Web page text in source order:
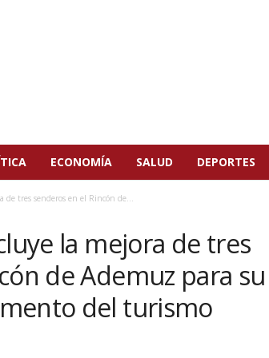
ECONOMÍA SALUD DEPORTES
de tres senderos en el Rincón de...
la mejora de tres
de Ademuz para su
del turismo